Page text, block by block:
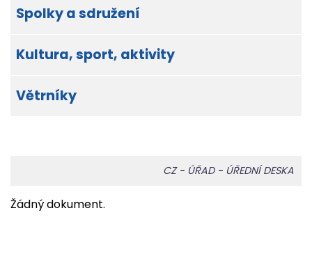
Spolky a sdružení
Kultura, sport, aktivity
Větrníky
CZ- ÚŘAD- ÚŘEDNÍ DESKA
Žádný dokument.